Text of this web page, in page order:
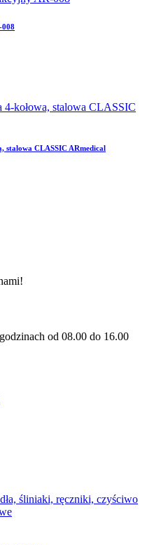
008
stalowa CLASSIC ARmedical
od 08.00 do 16.00
śliniaki, ręczniki, czyściwo